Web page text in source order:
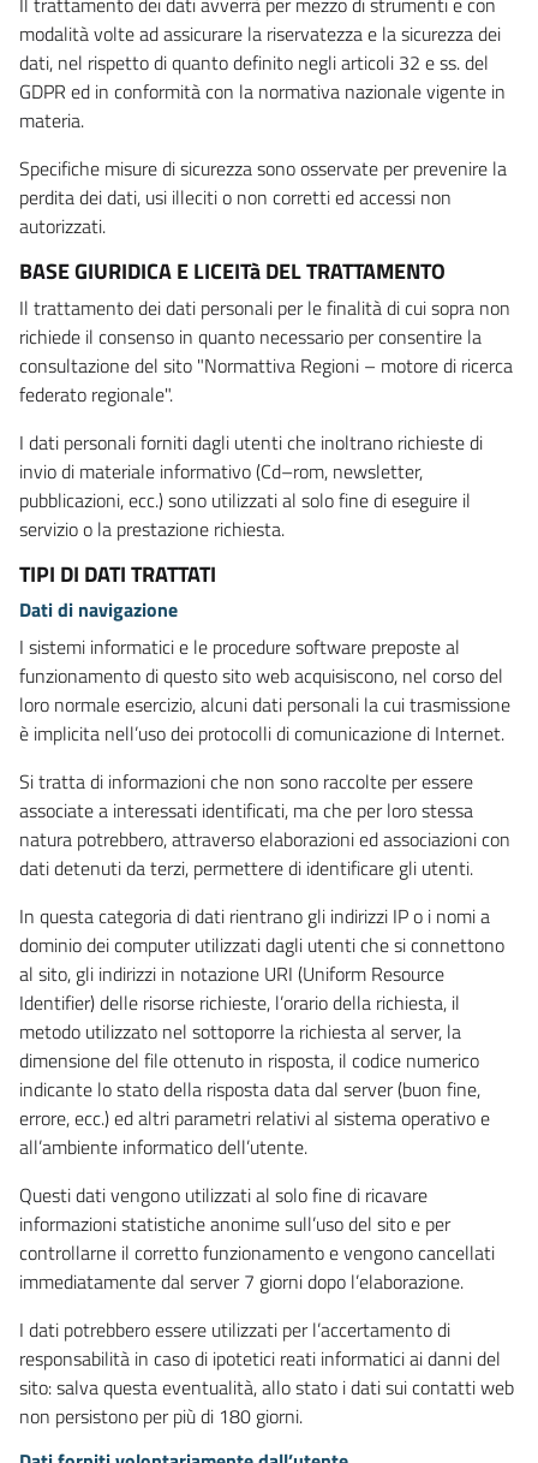
modalità volte ad assicurare la riservatezza e la sicurezza dei
dati, nel rispetto di quanto definito negli articoli 32 e ss. del
GDPR ed in conformità con la normativa nazionale vigente in
materia.
Specifiche misure di sicurezza sono osservate per prevenire la
perdita dei dati, usi illeciti o non corretti ed accessi non
autorizzati.
BASE GIURIDICA E LICEITà DEL TRATTAMENTO
Il trattamento dei dati personali per le finalità di cui sopra non
richiede il consenso in quanto necessario per consentire la
consultazione del sito "Normattiva Regioni – motore di ricerca
federato regionale".
I dati personali forniti dagli utenti che inoltrano richieste di
invio di materiale informativo (Cd–rom, newsletter,
pubblicazioni, ecc.) sono utilizzati al solo fine di eseguire il
servizio o la prestazione richiesta.
TIPI DI DATI TRATTATI
Dati di navigazione
I sistemi informatici e le procedure software preposte al
funzionamento di questo sito web acquisiscono, nel corso del
loro normale esercizio, alcuni dati personali la cui trasmissione
è implicita nell’uso dei protocolli di comunicazione di Internet.
Si tratta di informazioni che non sono raccolte per essere
associate a interessati identificati, ma che per loro stessa
natura potrebbero, attraverso elaborazioni ed associazioni con
dati detenuti da terzi, permettere di identificare gli utenti.
In questa categoria di dati rientrano gli indirizzi IP o i nomi a
dominio dei computer utilizzati dagli utenti che si connettono
al sito, gli indirizzi in notazione URI (Uniform Resource
Identifier) delle risorse richieste, l’orario della richiesta, il
metodo utilizzato nel sottoporre la richiesta al server, la
dimensione del file ottenuto in risposta, il codice numerico
indicante lo stato della risposta data dal server (buon fine,
errore, ecc.) ed altri parametri relativi al sistema operativo e
all’ambiente informatico dell’utente.
Questi dati vengono utilizzati al solo fine di ricavare
informazioni statistiche anonime sull’uso del sito e per
controllarne il corretto funzionamento e vengono cancellati
immediatamente dal server 7 giorni dopo l’elaborazione.
I dati potrebbero essere utilizzati per l’accertamento di
responsabilità in caso di ipotetici reati informatici ai danni del
sito: salva questa eventualità, allo stato i dati sui contatti web
non persistono per più di 180 giorni.